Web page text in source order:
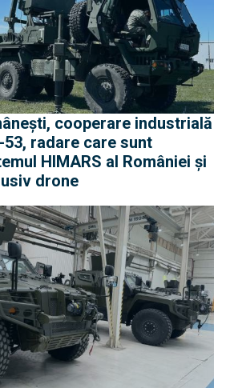
cooperare industrială
radare care sunt
HIMARS al României și
drone